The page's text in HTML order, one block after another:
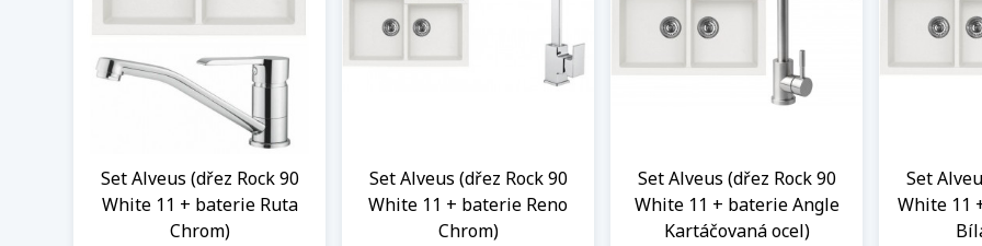
Set Alveus (dřez Rock 90
White 11 + baterie Ruta
Chrom)
Set Alveus (dřez Rock 90
White 11 + baterie Reno
Chrom)
Set Alveus (dřez Rock 90
White 11 + baterie Angle
Kartáčovaná ocel)
Set
White 11